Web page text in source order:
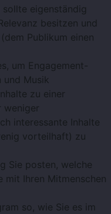
eigenständig
besitzen und
Publikum einen
um Engagement-
und Musik
zu einer
weniger
interessante Inhalte
vorteilhaft) zu
Sie posten, welche
mit Ihren Mitmenschen
so, wie Sie es im